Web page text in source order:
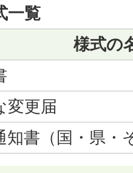
一覧
様式の
変更届
知書（国・県・